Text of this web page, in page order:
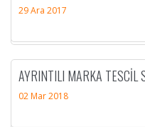
29 Ara 2017
AYRINTILI MARKA TESCIL
02 Mar 2018